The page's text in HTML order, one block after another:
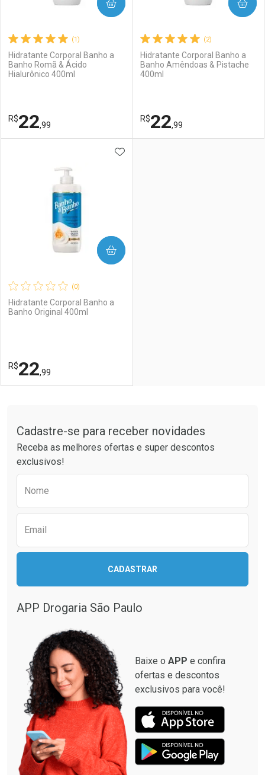
(1)
Hidratante Corporal Banho a
Banho Romã & Ácido
Hialurônico 400ml
R$22,99
COMPRAR
Laboratório
Comprar sem Desconto
Por R$ 22,99/cada
Por Menos
Por R$ 22,99/cada
(2)
Hidratante Corporal Banho a
Banho Amêndoas & Pistache
400ml
R$22,99
COMPRAR
(0)
Hidratante Corporal Banho a
Banho Original 400ml
R$22,99
ADICIONAR AOS FAVORITOS
COMPRAR
Laboratório
Comprar sem Desconto
Por Menos
Comprar sem Desconto
Por R$ 22,99/cada
Cadastre-se para receber novidades
Receba as melhores ofertas e super descontos
exclusivos!
Nome
Email
CADASTRAR
APP Drogaria São Paulo
Baixe o APP e confira
ofertas e descontos
exclusivos para você!